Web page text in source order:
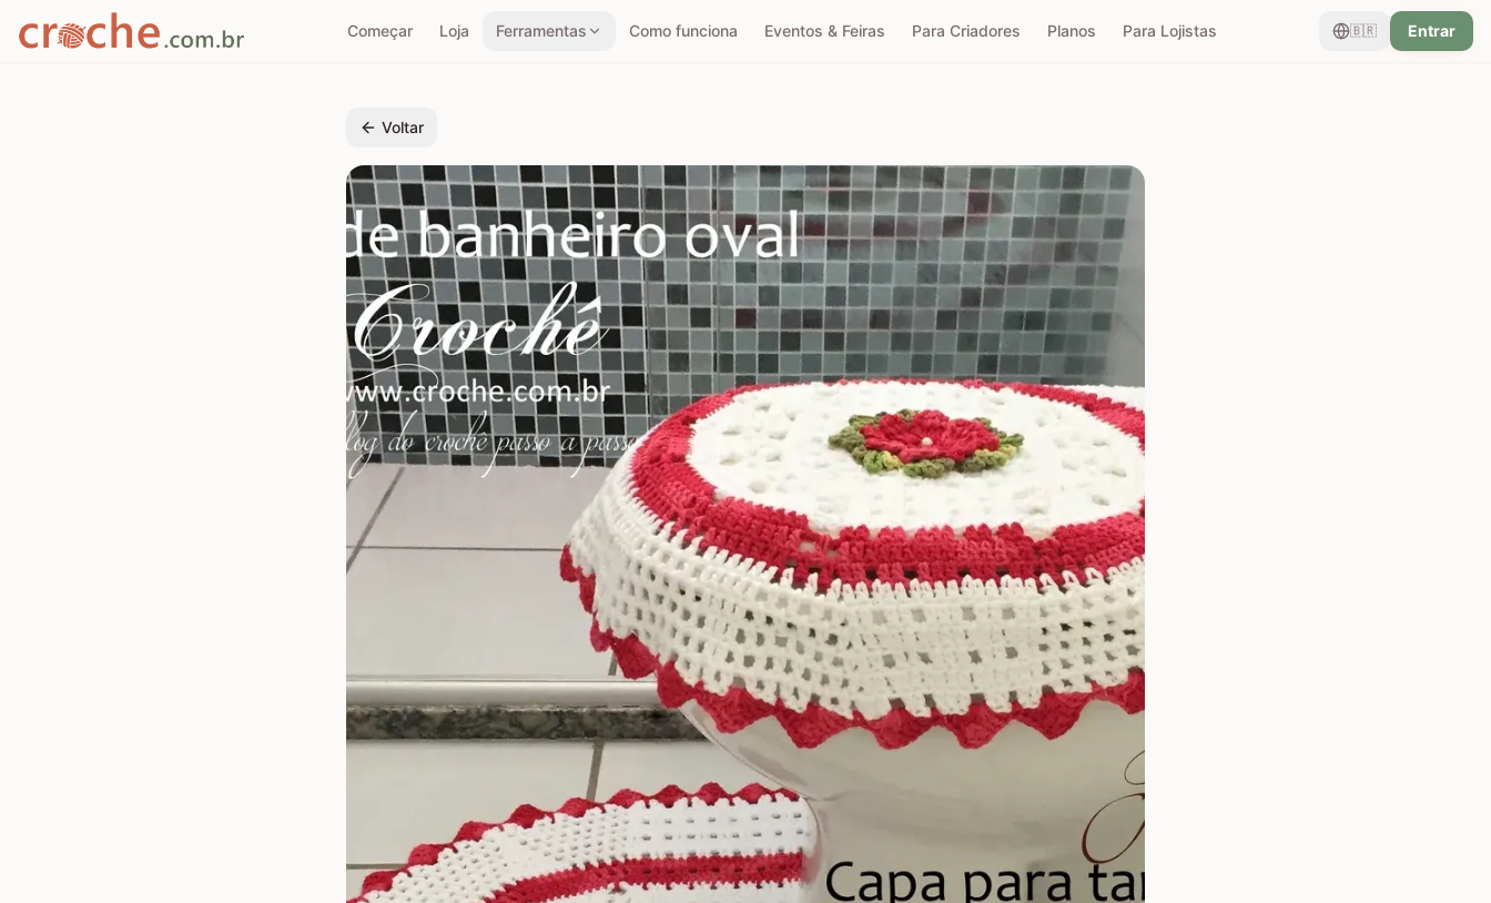
Começar Loja Ferramentas Como funciona Eventos & Feiras Para Criadores Planos Para Lojistas 🇧🇷 Entrar
Voltar